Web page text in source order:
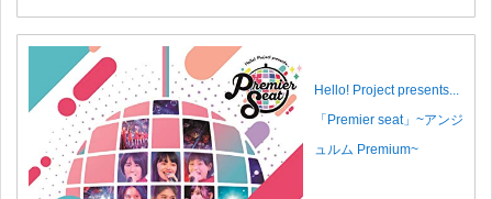
Hello! Project presents...
「Premier seat」~アンジ
ュルム Premium~